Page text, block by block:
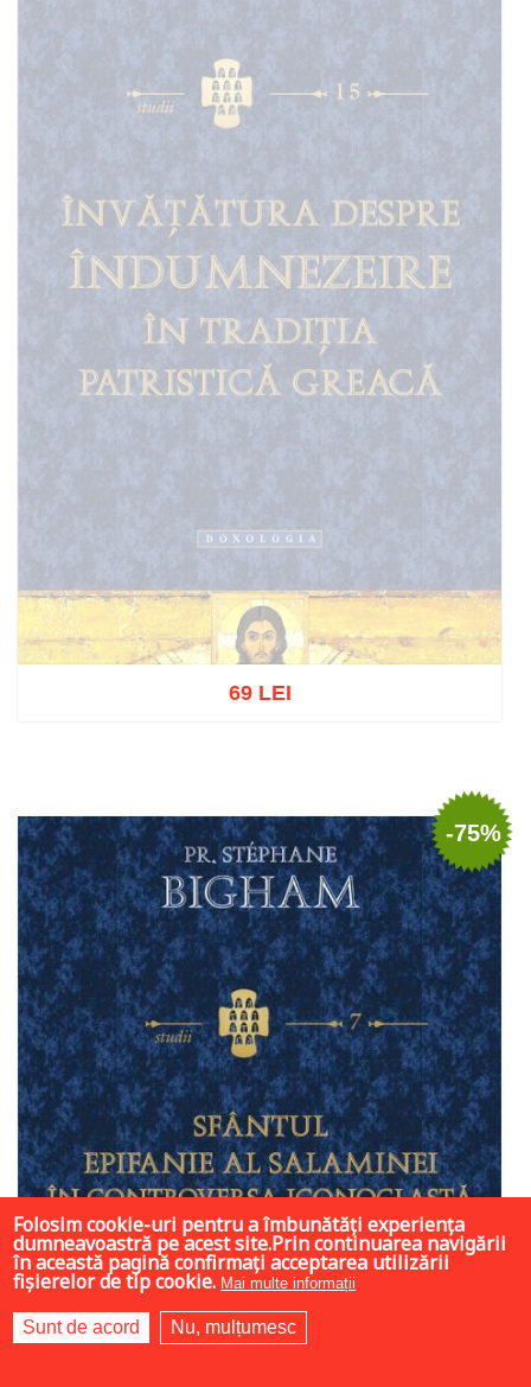
69 LEI
-75%
Folosim cookie-uri pentru a îmbunătăți experiența
dumneavoastră pe acest site.Prin continuarea navigării
în această pagină confirmați acceptarea utilizării
fișierelor de tip cookie. Mai multe informații
Sunt de acord Nu, mulțumesc